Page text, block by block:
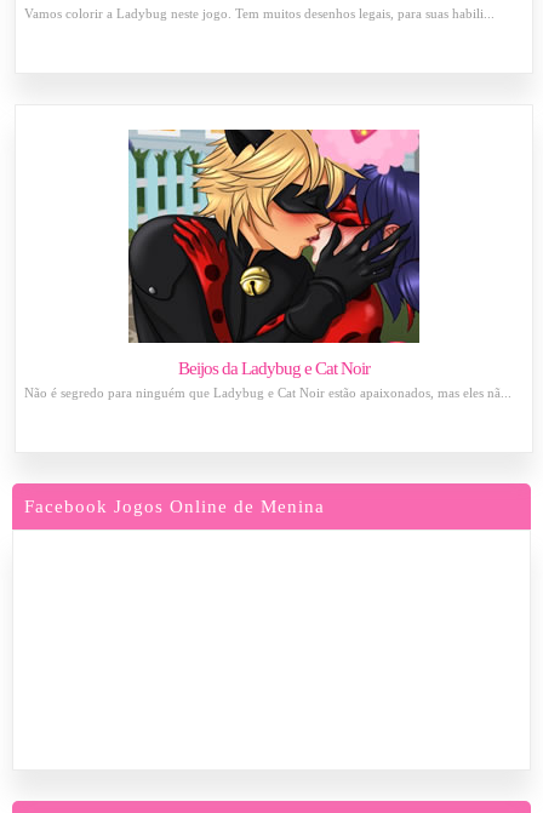
Vamos colorir a Ladybug neste jogo. Tem muitos desenhos legais, para suas habili...
Beijos da Ladybug e Cat Noir
Não é segredo para ninguém que Ladybug e Cat Noir estão apaixonados, mas eles nã...
Facebook Jogos Online de Menina